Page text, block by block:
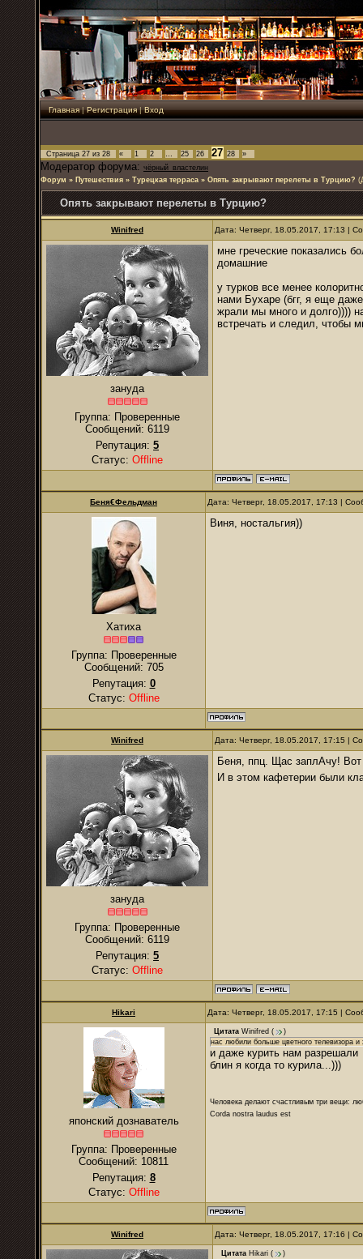
Главная|Регистрация|Вход
Страница 27 из 28 « 1 2 … 25 26 27 28 »
Модератор форума: чёрный_властелин
Форум » Путешествия » Турецкая терраса » Опять закрывают перелеты в Турцию?
Опять закрывают перелеты в Турцию?
Winifred Дата: Четверг, 18.05.2017, 17:13 |
зануда
Группа: Проверенные
Сообщений: 6119
Репутация: 5
Статус: Offline
мне греческие показались
домашние
у турков все менее
нами Бухаре (бгг, я еще
жрали мы много и долго))))
встречать и следил, чтобы
Беня€Фельдман Дата: Четверг, 18.05.2017, 17:13 |
Хатиха
Группа: Проверенные
Сообщений: 705
Репутация: 0
Статус: Offline
Виня, ностальгия))
Winifred Дата: Четверг, 18.05.2017, 17:15 |
зануда
Группа: Проверенные
Сообщений: 6119
Репутация: 5
Статус: Offline
Беня, ппц. Щас заплАчу! Вот
И в этом кафетерии были
Hikari Дата: Четверг, 18.05.2017, 17:15 |
японский дознаватель
Группа: Проверенные
Сообщений: 10811
Репутация: 8
Статус: Offline
Цитата Winifred (
)
нас любили больше цветного телевизора
и даже курить нам разрешали
блин я когда то курила...)))
Человека делают счастливым три вещи:
Corda nostra laudus est
Winifred Дата: Четверг, 18.05.2017, 17:16 |
Цитата Hikari (
)